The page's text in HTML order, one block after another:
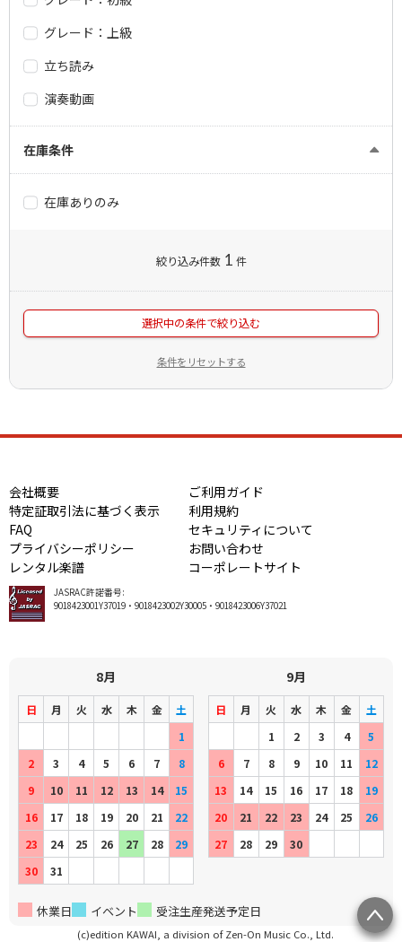
グレード：上級
立ち読み
演奏動画
在庫条件
在庫ありのみ
絞り込み件数 1 件
選択中の条件で絞り込む
条件をリセットする
会社概要
ご利用ガイド
特定証取引法に基づく表示
利用規約
FAQ
セキュリティについて
プライバシーポリシー
お問い合わせ
レンタル楽譜
コーポレートサイト
JASRAC許諾番号:
9018423001Y37019・9018423002Y30005・9018423006Y37021
8月
日 月 火 水 木 金
土
1
2
3 4 5 6 7
8
9
10 11 12 13 14
15
16
17 18 19 20 21
22
23
24 25 26 27 28
29
30
31
9月
日 月 火 水 木 金
土
1
2 3 4
5
6
7 8 9 10 11
12
13
14 15 16 17 18
19
20
21 22 23 24 25
26
27
28 29 30
休業日 イベント 受注生産発送予定日
(c)edition KAWAI, a division of Zen-On Music Co., Ltd.